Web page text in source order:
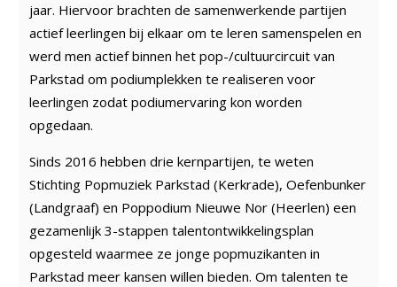
jaar. Hiervoor brachten de samenwerkende partijen
actief leerlingen bij elkaar om te leren samenspelen en
werd men actief binnen het pop-/cultuurcircuit van
Parkstad om podiumplekken te realiseren voor
leerlingen zodat podiumervaring kon worden
opgedaan.
Sinds 2016 hebben drie kernpartijen, te weten
Stichting Popmuziek Parkstad (Kerkrade), Oefenbunker
(Landgraaf) en Poppodium Nieuwe Nor (Heerlen) een
gezamenlijk 3-stappen talentontwikkelingsplan
opgesteld waarmee ze jonge popmuzikanten in
Parkstad meer kansen willen bieden. Om talenten te